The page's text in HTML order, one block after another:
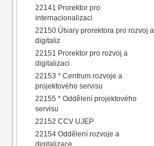
22141 Prorektor pro
internacionalizaci
22150 Útvary prorektora pro rozvoj a
digitaliz
22151 Prorektor pro rozvoj a
digitalizaci
22153 * Centrum rozvoje a
projektového servisu
22155 * Oddělení projektového
servisu
22152 CCV UJEP
22154 Oddělení rozvoje a
digitalizace